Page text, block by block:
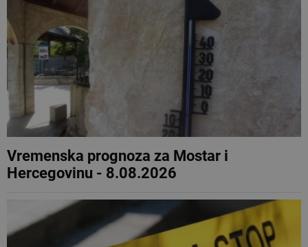
Vremenska prognoza za Mostar i
Hercegovinu - 8.08.2026